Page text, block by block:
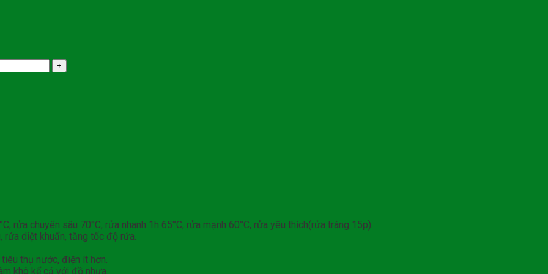
rửa chuyên sâu 70°C, rửa nhanh 1h 65°C, rửa mạnh 60°C, rửa yêu thích(rửa tráng 15p).
diệt khuẩn, tăng tốc độ rửa.
thụ nước, điện ít hơn.
khô kể cả với đồ nhựa.